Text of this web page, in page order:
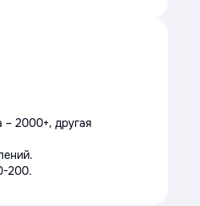
– 2000+, другая
200.